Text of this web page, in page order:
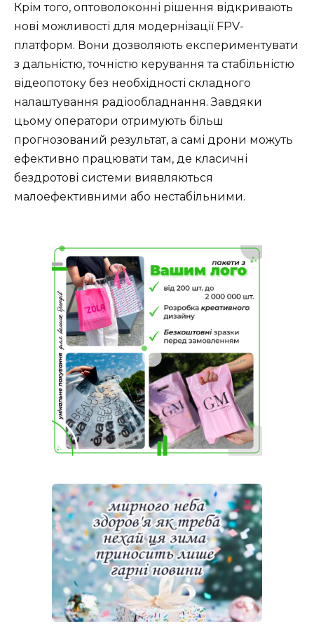
Крім того, оптоволоконні рішення відкривають
нові можливості для модернізації FPV-
платформ. Вони дозволяють експериментувати
з дальністю, точністю керування та стабільністю
відеопотоку без необхідності складного
налаштування радіообладнання. Завдяки
цьому оператори отримують більш
прогнозований результат, а самі дрони можуть
ефективно працювати там, де класичні
бездротові системи виявляються
малоефективними або нестабільними.